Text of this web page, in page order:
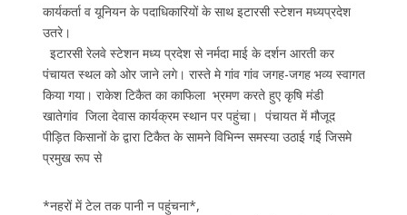
कार्यकर्ता व यूनियन के पदाधिकारियों के साथ इटारसी स्टेशन मध्यप्रदेश
उतरे।
इटारसी रेलवे स्टेशन मध्य प्रदेश से नर्मदा माई के दर्शन आरती कर
पंचायत स्थल को ओर जाने लगे। रास्ते मे गांव गांव जगह-जगह भव्य स्वागत
किया गया। राकेश टिकैत का काफिला भ्रमण करते हुए कृषि मंडी
‌खातेगांव जिला देवास कार्यक्रम स्थान पर पहुंचा। पंचायत में मौजूद
पीड़ित किसानों के द्वारा टिकैत के सामने विभिन्न समस्या उठाई गई जिसमे
प्रमुख रूप से
*नहरों में टेल तक पानी न पहुंचना*,